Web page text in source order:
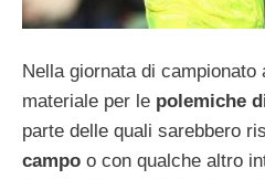
Nella giornata di campionato
materiale per le polemiche
parte delle quali sarebbero
campo o con qualche altro